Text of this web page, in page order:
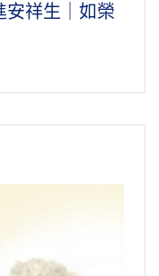
安祥生｜如榮